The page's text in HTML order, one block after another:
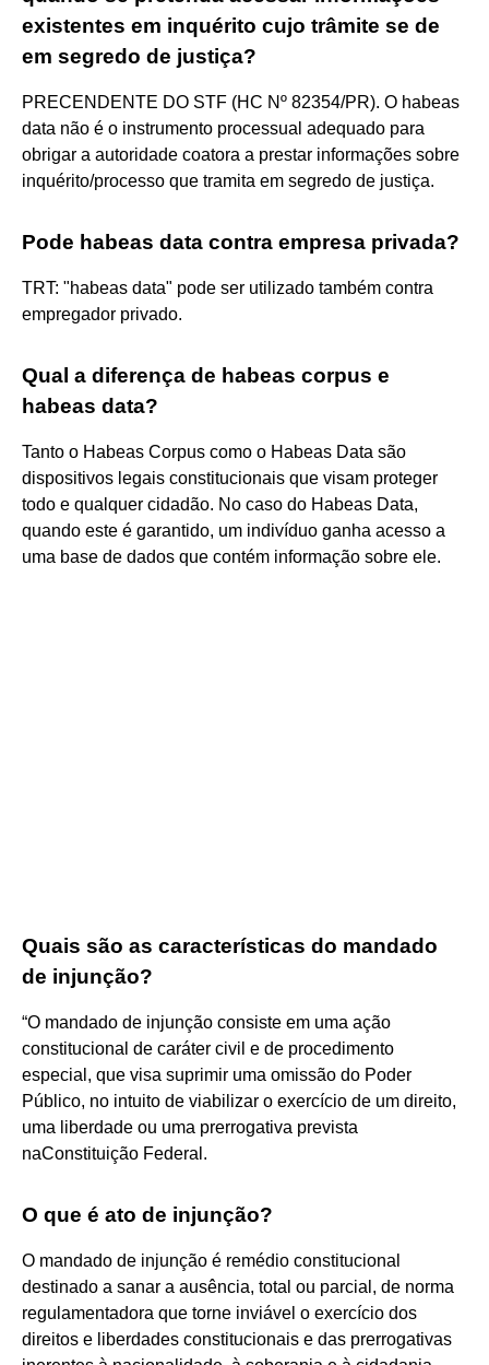
existentes em inquérito cujo trâmite se de
em segredo de justiça?
PRECENDENTE DO STF (HC Nº 82354/PR). O habeas
data não é o instrumento processual adequado para
obrigar a autoridade coatora a prestar informações sobre
inquérito/processo que tramita em segredo de justiça.
Pode habeas data contra empresa privada?
TRT: "habeas data" pode ser utilizado também contra
empregador privado.
Qual a diferença de habeas corpus e
habeas data?
Tanto o Habeas Corpus como o Habeas Data são
dispositivos legais constitucionais que visam proteger
todo e qualquer cidadão. No caso do Habeas Data,
quando este é garantido, um indivíduo ganha acesso a
uma base de dados que contém informação sobre ele.
Quais são as características do mandado
de injunção?
“O mandado de injunção consiste em uma ação
constitucional de caráter civil e de procedimento
especial, que visa suprimir uma omissão do Poder
Público, no intuito de viabilizar o exercício de um direito,
uma liberdade ou uma prerrogativa prevista
naConstituição Federal.
O que é ato de injunção?
O mandado de injunção é remédio constitucional
destinado a sanar a ausência, total ou parcial, de norma
regulamentadora que torne inviável o exercício dos
direitos e liberdades constitucionais e das prerrogativas